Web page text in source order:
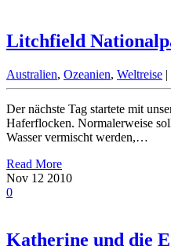
Litchfield
Australien, Ozeanien, Weltreise |
Der nächste Tag startete mit
Haferflocken. Normalerweise
Wasser vermischt werden,…
Read More
Nov 12 2010
0
Katherine und die